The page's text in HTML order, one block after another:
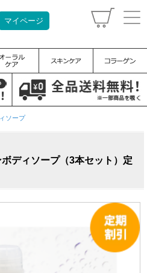
マイページ
ソープ
ディソープ（3本セット）定